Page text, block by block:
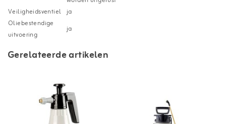
Veiligheidsventiel ja
Oliebestendige
uitvoering
ja
Gerelateerde artikelen